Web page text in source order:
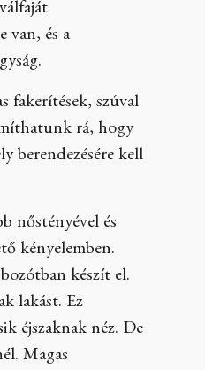
van, és a
fakerítések, szúval
rá, hogy
berendezésére kell
nőstényével és
kényelemben.
készít el.
lakást. Ez
éjszaknak néz. De
Magas